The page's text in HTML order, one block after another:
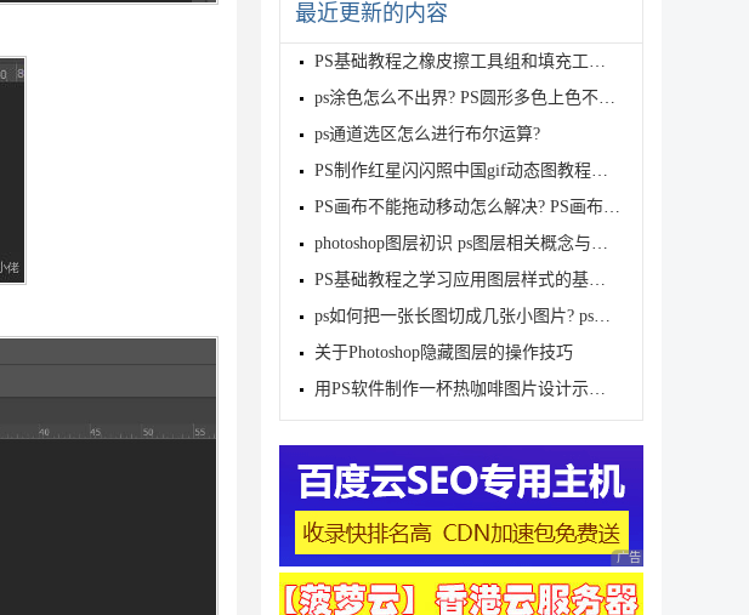
最近更新的内容
PS基础教程之橡皮擦工具组和填充工具组使用知识
ps涂色怎么不出界? PS圆形多色上色不画出界的三种技巧
ps通道选区怎么进行布尔运算?
PS制作红星闪闪照中国gif动态图教程详解
PS画布不能拖动移动怎么解决? PS画布移动的方法
photoshop图层初识 ps图层相关概念与基本操作
PS基础教程之学习应用图层样式的基本方法
ps如何把一张长图切成几张小图片? ps把长图切成短图的
关于Photoshop隐藏图层的操作技巧
用PS软件制作一杯热咖啡图片设计示例教程
广告 商业广告，理性